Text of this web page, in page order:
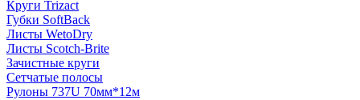
Круги Trizact
Губки SoftBack
Листы WetoDry
Листы Scotch-Brite
Зачистные круги
Сетчатые полосы
Рулоны 737U 70мм*12м